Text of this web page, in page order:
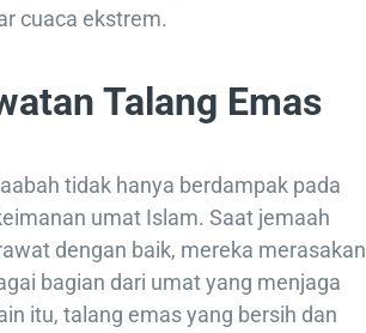
cuaca ekstrem.
Talang Emas
tidak hanya berdampak pada
umat Islam. Saat jemaah
dengan baik, mereka merasakan
bagian dari umat yang menjaga
itu, talang emas yang bersih dan